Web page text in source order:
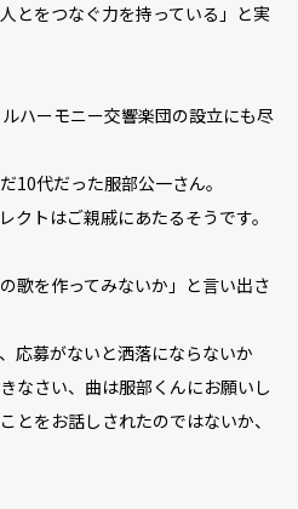
とをつなぐ力を持っている」と実
ハーモニー交響楽団の設立にも尽
10代だった服部公一さん。
クトはご親戚にあたるそうです。
歌を作ってみないか」と言い出さ
応募がないと洒落にならないか
なさい、曲は服部くんにお願いし
とをお話しされたのではないか、